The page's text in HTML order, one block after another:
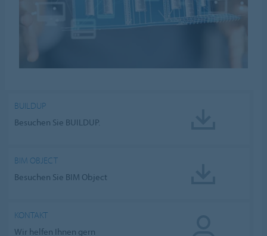
BUILDUP
Besuchen Sie BUILDUP.
BIM OBJECT
Besuchen Sie BIM Object
KONTAKT
Wir helfen Ihnen gern